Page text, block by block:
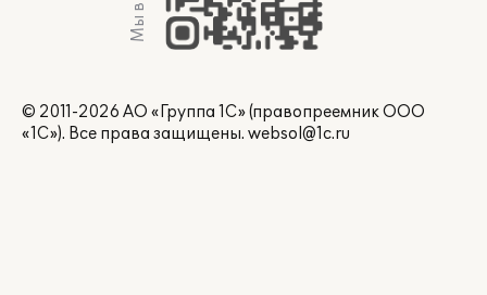
© 2011-2026 АО «Группа 1С» (правопреемник ООО
«1С»). Все права защищены. websol@1c.ru